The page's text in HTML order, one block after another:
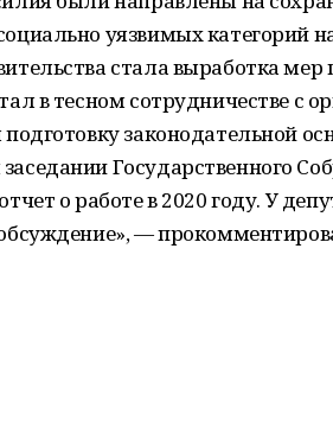
уязвимых категорий
стала выработка
в тесном сотрудничестве с
подготовку законодательной
Государственного
о работе в 2020 году. У
—